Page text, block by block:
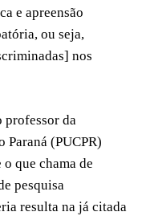
e apreensão
ou seja,
nos
professor da
(PUCPR)
que chama de
pesquisa
resulta na já citada